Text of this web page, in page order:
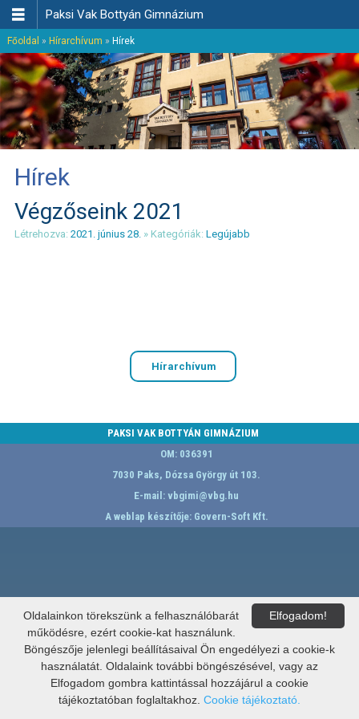
 Paksi Vak Bottyán Gimnázium
Főoldal » Hírarchívum » Hírek
Hírek
Végzőseink 2021
Létrehozva: 2021. június 28. » Kategóriák: Legújabb
Hírarchívum
PAKSI VAK BOTTYÁN GIMNÁZIUM
OM: 036391
7030 Paks, Dózsa György út 103.
E-mail:vbgimi@vbg.hu
A weblap készítője: Govern-Soft Kft.
Elfogadom!
Oldalainkon törekszünk a felhasználóbarát
működésre, ezért cookie-kat használunk.
Böngészője jelenlegi beállításaival Ön engedélyezi a cookie-k
használatát. Oldalaink további böngészésével, vagy az
Elfogadom gombra kattintással hozzájárul a cookie
tájékoztatóban foglaltakhoz. Cookie tájékoztató.